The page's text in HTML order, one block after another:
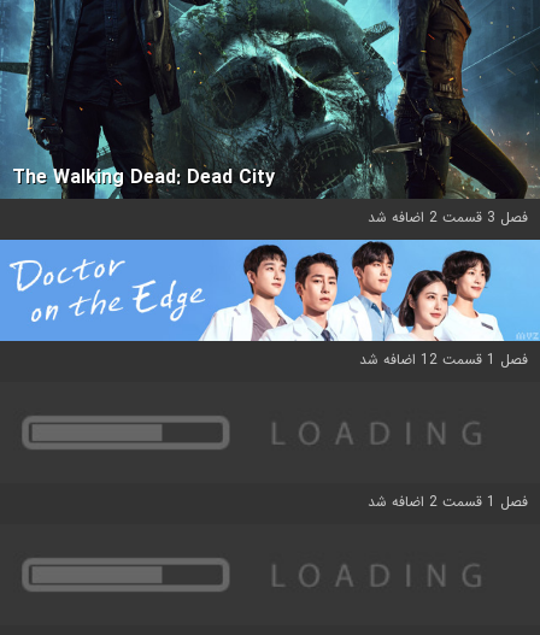
The Walking Dead: Dead City
فصل 3 قسمت 2 اضافه شد
فصل 1 قسمت 12 اضافه شد
فصل 1 قسمت 2 اضافه شد